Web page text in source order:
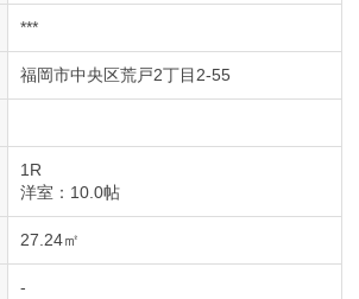
***
福岡市中央区荒戸2丁目2-55
1R
洋室 ：10.0帖
27.24㎡
-